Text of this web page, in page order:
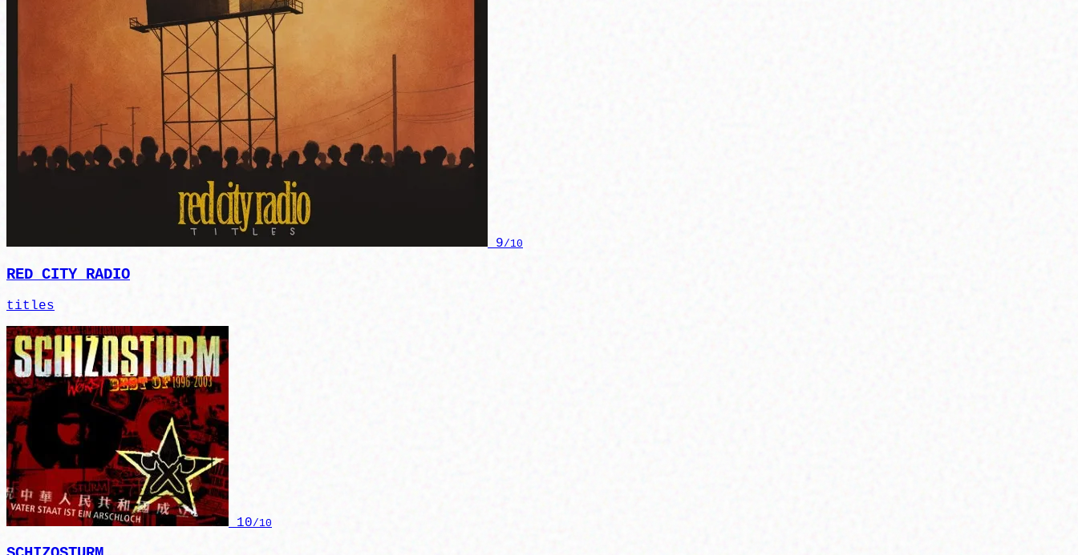
9/10
RED CITY RADIO
titles
10/10